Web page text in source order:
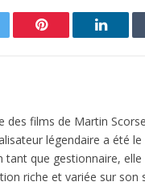
Pinterest
des films de Martin
légendaire a été
tant que gestionnaire,
riche et variée sur son